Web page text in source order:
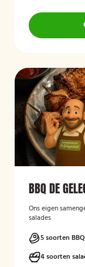
BBQ DE
Ons eigen
salades
5 soorten
4 soorten